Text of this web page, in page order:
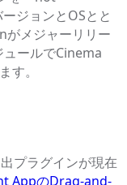
ジョンとOSとと
がメジャーリリー
ールでCinema
す。
プラグインが現在
AppのDrag-and-